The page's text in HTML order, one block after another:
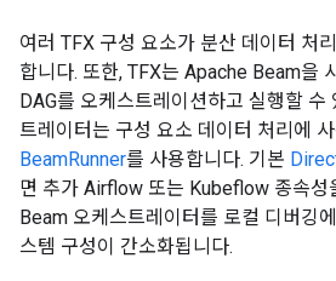
여러 TFX 구성 요소가 분산 데이터 처
합니다. 또한, TFX는 Apache Beam을
DAG를 오케스트레이션하고 실행할 수
트레이터는 구성 요소 데이터 처리에
BeamRunner를 사용합니다. 기본
면 추가 Airflow 또는 Kubeflow 종속성
Beam 오케스트레이터를 로컬 디버깅
스템 구성이 간소화됩니다.